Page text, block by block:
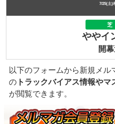
7/25(土)
芝
ややイ
開幕
以下のフォームから新規メル
の トラックバイアス情報やマ
が閲覧できます。